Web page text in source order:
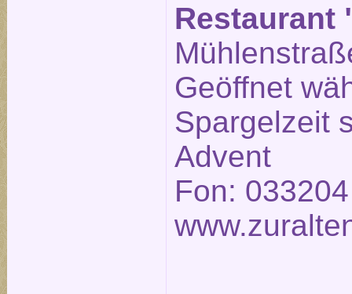
Restaurant
Geöffnet
Spargelzeit
Advent
Fon: